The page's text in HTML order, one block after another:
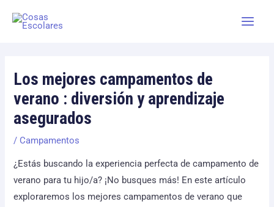
Los mejores campamentos de
verano : diversión y aprendizaje
asegurados
/ Campamentos
¿Estás buscando la experiencia perfecta de campamento de
verano para tu hijo/a? ¡No busques más! En este artículo
exploraremos los mejores campamentos de verano que